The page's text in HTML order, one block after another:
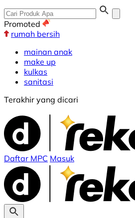
Promoted
rumah bersih
mainan anak
make up
kulkas
sanitasi
Terakhir yang dicari
Daftar MPC Masuk